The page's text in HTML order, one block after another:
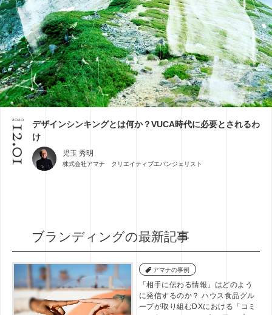
2020
12.01デザインシンキングとは何か？VUCA時代に必要とされるわ
け
児玉 秀明
株式会社アマナ クリエイティブエバンジェリスト
ブランディングの最新記事
アマナの事例
「相手に伝わる情報」はどのよう
に発信するのか？ ハウス食品グル
ープが取り組むDXにおける「コミ